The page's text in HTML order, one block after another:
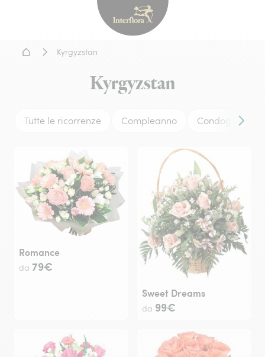
Interflora - fiori a
Home
Kyrgyzstan
Kyrgyzstan
Tutte le ricorrenze Compleanno Condoglianze
Romance
da 79€
Sweet Dreams
da 99€